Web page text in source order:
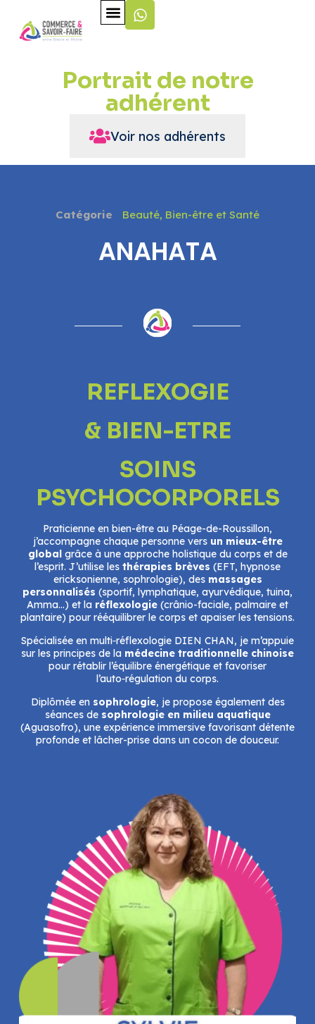
Portrait de notre
adhérent
Voir nos adhérents
Catégorie Beauté, Bien-être et Santé
ANAHATA
REFLEXOGIE
& BIEN-ETRE
SOINS
PSYCHOCORPORELS
Praticienne en bien-être au Péage-de-Roussillon,
j’accompagne chaque personne vers un mieux-être
globalgrâce à une approche holistique du corps et de
l’esprit. J’utilise les thérapies brèves (EFT, hypnose
ericksonienne, sophrologie), des massages
personnalisés (sportif, lymphatique, ayurvédique, tuina,
Amma…) et la réflexologie (crânio-faciale, palmaire et
plantaire) pour rééquilibrer le corps et apaiser les tensions.
Spécialisée en multi‑réflexologie DIEN CHAN, je m’appuie
sur les principes de la médecine traditionnelle chinoise
pour rétablir l’équilibre énergétique et favoriser
l’auto‑régulation du corps.
Diplômée en sophrologie, je propose également des
séances de sophrologie en milieu aquatique
(Aguasofro), une expérience immersive favorisant détente
profonde et lâcher-prise dans un cocon de douceur.